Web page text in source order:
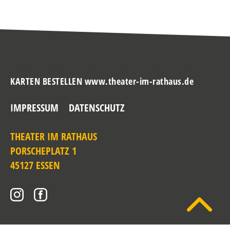
KARTEN BESTELLEN www.theater-im-rathaus.de
IMPRESSUM DATENSCHUTZ
THEATER IM RATHAUS
PORSCHEPLATZ 1
45127 ESSEN